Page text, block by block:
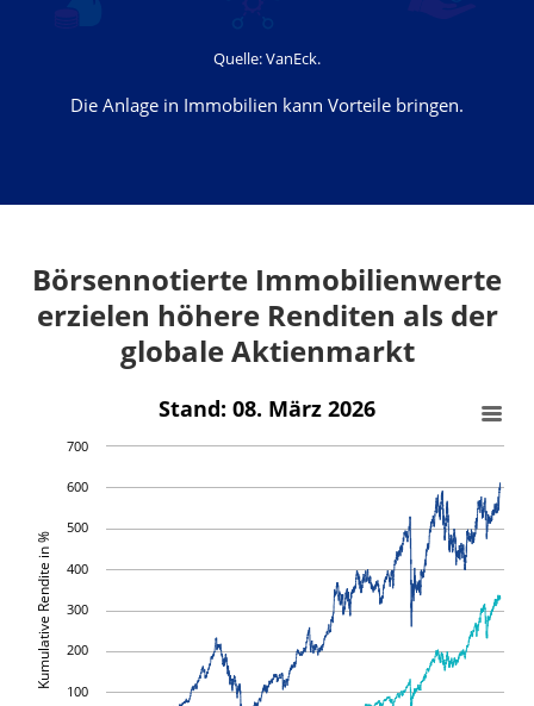
Quelle: VanEck.
Die Anlage in Immobilien kann Vorteile bringen.
Börsennotierte Immobilienwerte
erzielen höhere Renditen als der
globale Aktienmarkt
Kumulative Rendite in %
Stand: 08. März 2026
100
200
300
400
500
600
700